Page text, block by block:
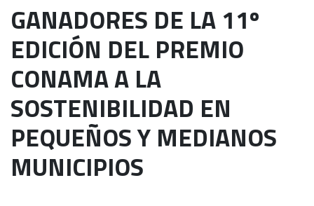
GANADORES DE LA 11º
EDICIÓN DEL PREMIO
CONAMA A LA
SOSTENIBILIDAD EN
PEQUEÑOS Y MEDIANOS
MUNICIPIOS